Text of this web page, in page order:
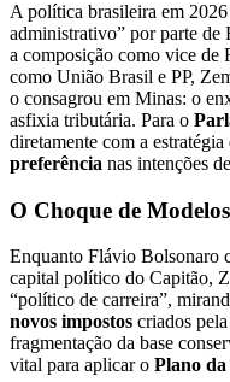
A política brasileira em
administrativo” por parte de
a composição como vice de
como União Brasil e PP,
o consagrou em Minas: o
asfixia tributária. Para o
diretamente com a
preferência nas intenções
O Choque de
Enquanto Flávio Bolsonaro
capital político do Capitão,
“político de carreira”,
novos impostos criados
fragmentação da base
vital para aplicar o Plano